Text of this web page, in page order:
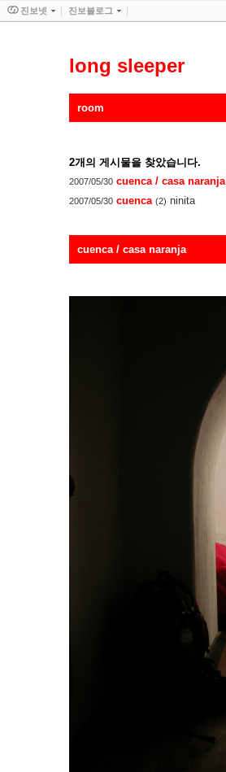
long sleeper
room
2개의 게시물을 찾았습니다.
2007/05/30 cuenca / casa naranja
2007/05/30 cuenca (2) ninita
cuenca / casa naranja
진보넷 진보블로그